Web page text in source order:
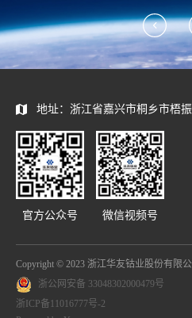
地址：浙江省嘉兴市桐乡市梧
官方公众号 微信视频号
Copyright © 2023 浙江华友钴业股份有限公
浙公网安备 33048302000479号
浙ICP备11016777号-2